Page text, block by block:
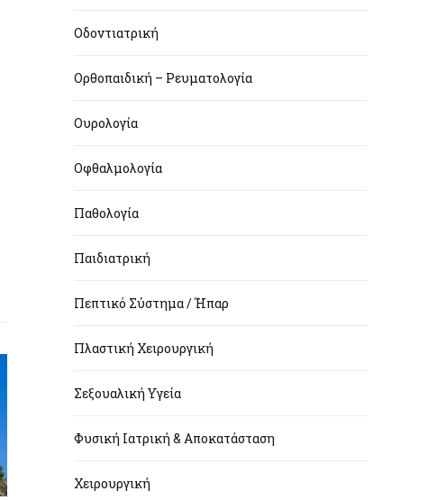
Οδοντιατρική
Ορθοπαιδική – Ρευματολογία
Ουρολογία
Οφθαλμολογία
Παθολογία
Παιδιατρική
Πεπτικό Σύστημα / Ήπαρ
Πλαστική Χειρουργική
Σεξουαλική Υγεία
Φυσική Ιατρική & Αποκατάσταση
Χειρουργική